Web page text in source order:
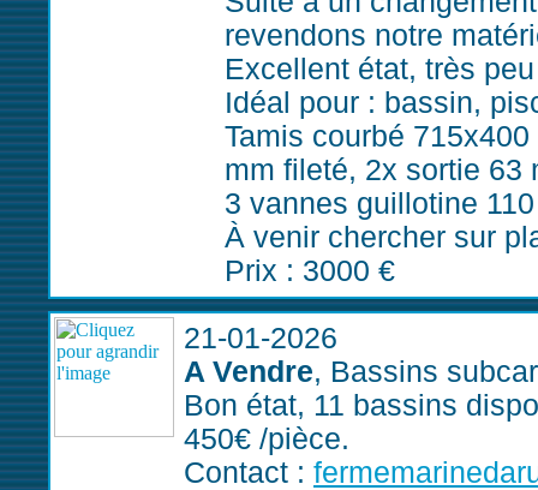
revendons notre
Excellent état, très
Idéal pour : bassin,
Tamis courbé
mm fileté, 2x sortie 63
3 vannes guillotine
À venir chercher sur
Prix : 3000 €
21-01-2026
A Vendre, Bassins
Bon état, 11 bassins
450€ /pièce.
Contact :